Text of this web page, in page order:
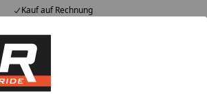
Kauf auf Rechnung